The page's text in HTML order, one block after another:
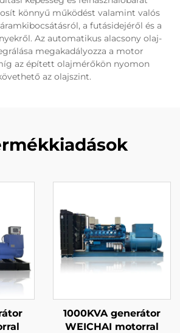
könnyű működést valamint valós
a futásidejéről és a
Az automatikus alacsony olaj-
megakadályozza a motor
az épített olajmérőkön nyomon
az olajszint.
1000KVA generátor
WEICHAI motorral